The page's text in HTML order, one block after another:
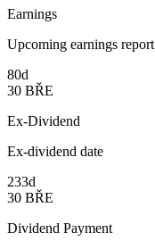
Earnings
Upcoming earnings report
80d
30 BŘE
Ex-Dividend
Ex-dividend date
233d
30 BŘE
Dividend Payment